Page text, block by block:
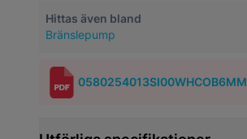
Hittas även bland
Bränslepump
0580254013SI00WHCOB6MM